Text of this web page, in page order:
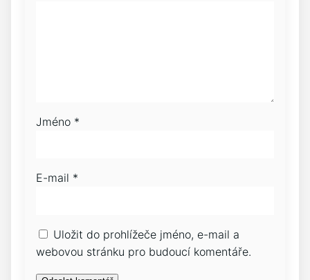
Jméno *
E-mail *
Uložit do prohlížeče jméno, e-mail a
webovou stránku pro budoucí komentáře.